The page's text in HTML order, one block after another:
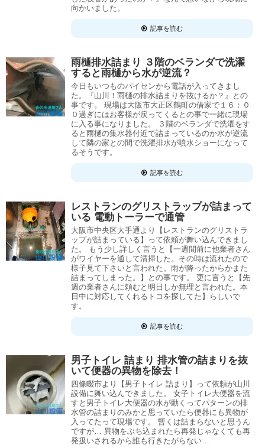
向かいました。
記事を読む
雨樋排水詰まり ３階のベランダで洗濯
すると雨樋から水が逆流？
今日もいつものパイセンから電話が入ってきまし
た。『山川！雨樋の排水詰まりを抜けるか？』との
事です。 現場は大阪市大正区鶴町の借家で１６：０
０過ぎにはお客様が戻ってくるとの事で一緒に現場
に入る事になりました。 ３階のベランダで洗濯をす
ると雨樋の集水器付近で詰まっているのか水が逆流
して隣の家との間で洗濯排水が噴水ショーになって
るそうです。
記事を読む
レストランのグリストラップが詰まって
いる 電動トーラーで通管
大阪市中央区大手通より【レストランのグリストラ
ップが詰まっている】って依頼が舞い込んできまし
た。 もう少し詳しく言うと【一週間前に他業者さん
がワイヤーを通して清掃した。その時は流れたので
様子見て下さいと言われた。雨が降ったからかまた
詰まってしまった。】との事です。 更に言うと【先
週の業者さんに頼むと明日しか無理と言われた。本
日中に対応してくれるトコを探してた】らしいで
す。
記事を読む
男子トイレ 詰まり 排水管の詰まりを抜
いて便器の異物を除去！
四條畷市より【男子トイレ 詰まり】って依頼が山川
設備に舞い込んできました。 女子トイレ大便器を流
すと男子トイレ大便器の水が動くってパターンの排
水管の詰まりのみかと思っていたら便器にも異物が
入ってたって現場です。 暫くは詰まらないと思うん
ですが… 異物をぶち込まれたら再発じゃなくても再
発扱いされるから誰も行きたがらない…